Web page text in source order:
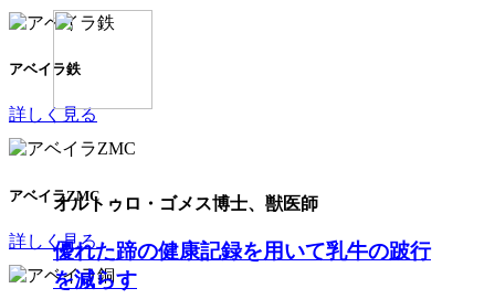
アベイラ鉄
詳しく見る
アベイラZMC​
詳しく見る
オルトゥロ・ゴメス博士、獣医師
優れた蹄の健康記録を用いて乳牛の跛行
を減らす